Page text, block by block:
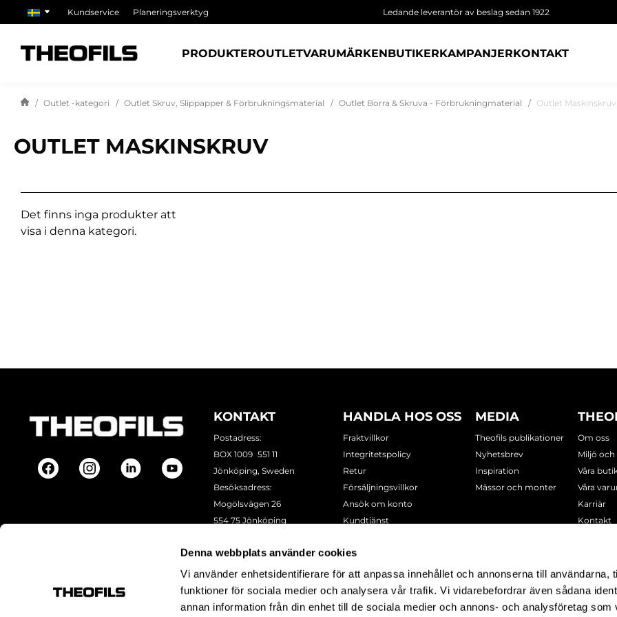
Denna webbplats använder cookies
Vi använder enhetsidentifierare för att anpassa innehållet och annonserna till användarna,
funktioner för sociala medier och analysera vår trafik. Vi vidarebefordrar även sådana
annan information från din enhet till de sociala medier och annons- och analysföretag som
Kundservice Planeringsverktyg Ledande leverantör av beslag sedan 1922
PRODUKTEROUTLETVARUMÄRKENBUTIKERKAMPANJERKONTAKT
Outlet -kategori Outlet Skruv, Slippapper & Förbrukningsmaterial Outlet Borra & Skruva - Förbrukningmaterial Outlet Maskinskruv
OUTLET MASKINSKRUV
Det finns inga produkter att
visa i denna kategori.
KONTAKT
Postadress:
BOX 1009 551 11
Jönköping, Sweden
Besöksadress:
Mogölsvägen 26
554 75 Jönköping
Epost:info@theofils.se
Org. nr 556154-8925
Bankgironummer 835-7378
HANDLA HOS OSS
Fraktvillkor
Integritetspolicy
Retur
Försäljningsvillkor
Ansök om konto
Kundtjänst
MEDIA
Theofils publikationer
Nyhetsbrev
Inspiration
Mässor och monter
Om oss
Miljö
Våra
Våra
Karriär
Kontakt